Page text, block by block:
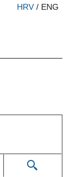
HRV / ENG